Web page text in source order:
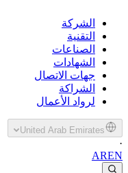
الشركة
التقنية
الصناعات
الشهادات
جهات الاتصال
الشراكة
لرواد الأعمال
United Arab Emirates
·
AREN